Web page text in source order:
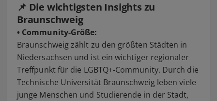
📌 Die wichtigsten Insights zu
Braunschweig
• Community-Größe:
Braunschweig zählt zu den größten Städten in
Niedersachsen und ist ein wichtiger regionaler
Treffpunkt für die LGBTQ+-Community. Durch die
Technische Universität Braunschweig leben viele
junge Menschen und Studierende in der Stadt,